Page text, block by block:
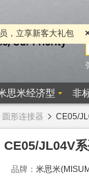
圆形连接器 CE05/
CE05/JL04V
品牌： 米思米